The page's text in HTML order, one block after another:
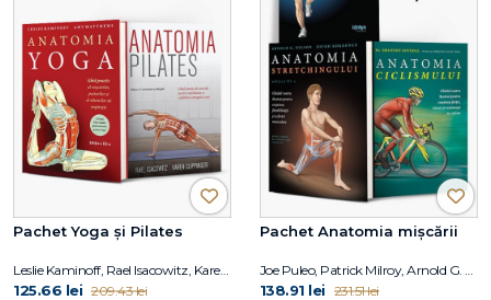
Pachet Yoga și Pilates
Leslie Kaminoff, Rael Isacowitz, Karen Clippinger
125.66 lei 209.43 lei
Pachet Anatomia mișcării
Joe Puleo, Patrick Milroy, Arnold G. Nelson, Jouko Kokkonen, Shannon Sovndal
138.91 lei 231.51 lei